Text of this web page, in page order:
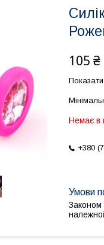
105 ₴
Показати
Немає в
+380
Законом